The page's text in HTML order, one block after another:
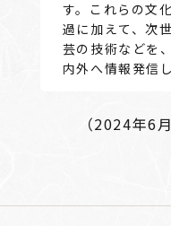
す。これらの文
過に加えて、次
芸の技術などを
内外へ情報発信
（2024年6